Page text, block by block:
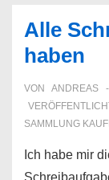
online
Kurs
Alle
haben
VON ANDREAS
SAMMLUNG
Ich habe mir